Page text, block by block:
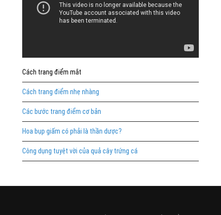
Cách trang điểm mắt
Cách trang điểm nhẹ nhàng
Các bước trang điểm cơ bản
Hoa bụp giấm có phải là thần dược?
Công dụng tuyệt vời của quả cây trứng cá